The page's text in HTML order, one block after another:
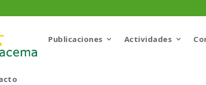
Publicaciones Actividades